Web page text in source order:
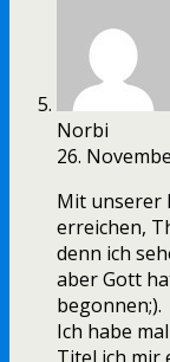
Norbi
26.
Mit unserer
erreichen,
denn ich
aber Gott
begonnen;).
Ich habe